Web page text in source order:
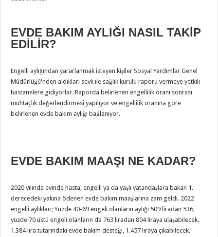
EVDE BAKIM AYLIĞI NASIL TAKİP
EDİLİR?
Engelli aylığından yararlanmak isteyen kişiler Sosyal Yardımlar Genel
Müdürlüğü'nden aldıkları sevk ile sağlık kurulu raporu vermeye yetkili
hastanelere gidiyorlar. Raporda belirlenen engellilik oranı sonrası
muhtaçlık değerlendirmesi yapılıyor ve engellilik oranına göre
belirlenen evde bakım aylığı bağlanıyor.
EVDE BAKIM MAAŞI NE KADAR?
2020 yılında evinde hasta, engelli ya da yaşlı vatandaşlara bakan 1.
derecedeki yakına ödenen evde bakım maaşlarına zam geldi. 2022
engelli aylıkları; Yüzde 40-69 engeli olanların aylığı 509 liradan 536,
yüzde 70 üstü engeli olanların da 763 liradan 804 liraya ulaşabilecek.
1.384 lira tutarındaki evde bakım desteği, 1.457 liraya çıkabilecek.